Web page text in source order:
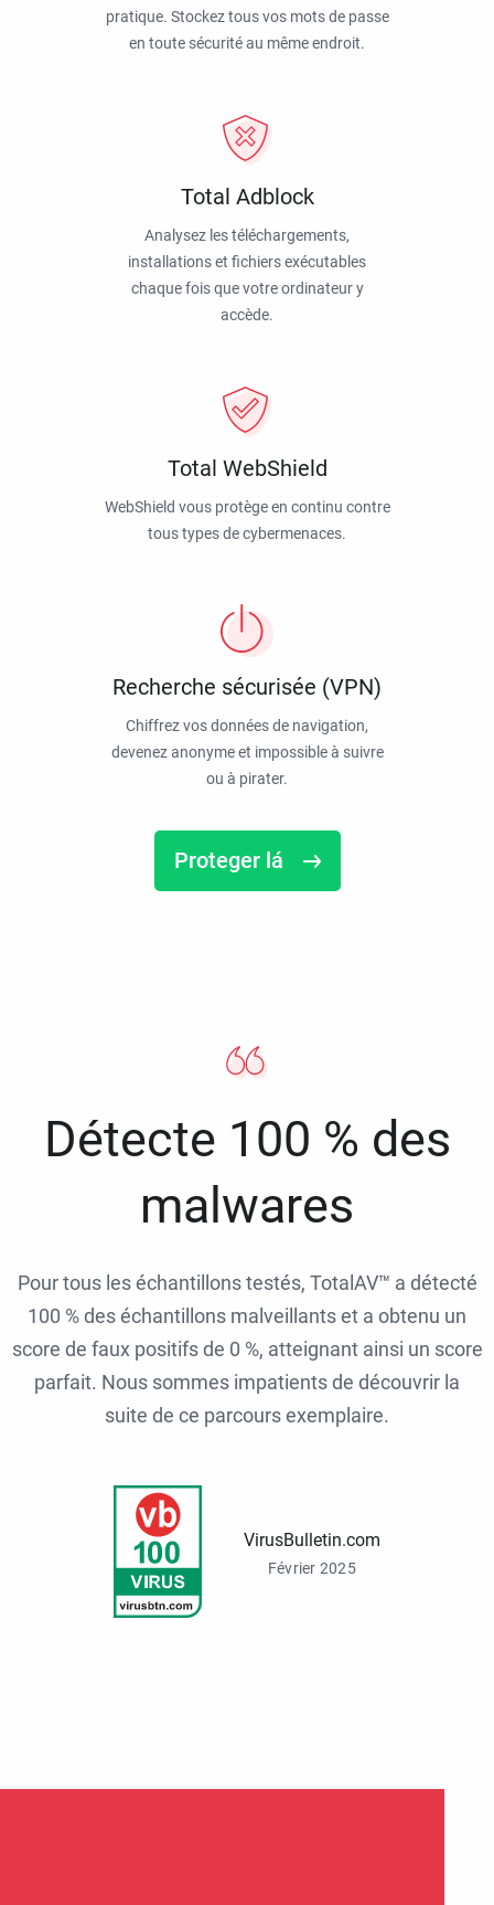
pratique. Stockez tous vos mots de passe
en toute sécurité au même endroit.
Total Adblock
Analysez les téléchargements,
installations et fichiers exécutables
chaque fois que votre ordinateur y
accède.
Total WebShield
WebShield vous protège en continu contre
tous types de cybermenaces.
Recherche sécurisée (VPN)
Chiffrez vos données de navigation,
devenez anonyme et impossible à suivre
ou à pirater.
Proteger lá
Détecte 100 % des
malwares
Pour tous les échantillons testés, TotalAV™ a détecté
100 % des échantillons malveillants et a obtenu un
score de faux positifs de 0 %, atteignant ainsi un score
parfait. Nous sommes impatients de découvrir la
suite de ce parcours exemplaire.
VirusBulletin.com
Février 2025